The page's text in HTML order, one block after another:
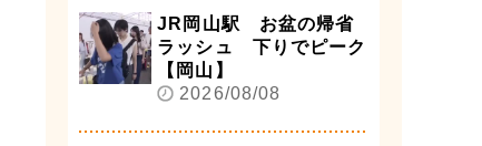
JR岡山駅 お盆の帰省
ラッシュ 下りでピーク
【岡山】
2026/08/08